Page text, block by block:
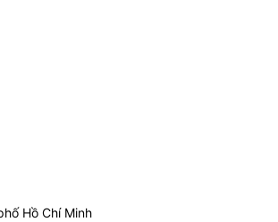
Hồ Chí Minh